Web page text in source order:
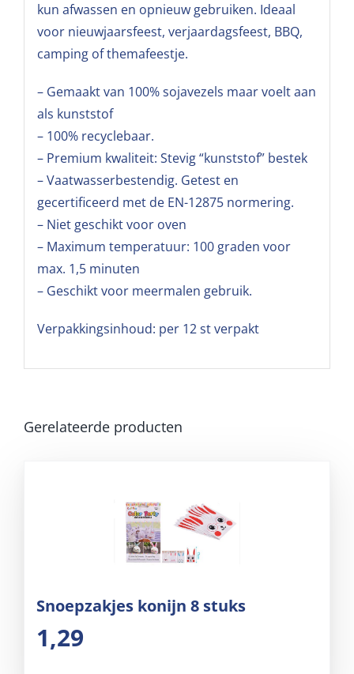
kun afwassen en opnieuw gebruiken. Ideaal
voor nieuwjaarsfeest, verjaardagsfeest, BBQ,
camping of themafeestje.
– Gemaakt van 100% sojavezels maar voelt aan
als kunststof
– 100% recyclebaar.
– Premium kwaliteit: Stevig “kunststof” bestek
– Vaatwasserbestendig. Getest en
gecertificeerd met de EN-12875 normering.
– Niet geschikt voor oven
– Maximum temperatuur: 100 graden voor
max. 1,5 minuten
– Geschikt voor meermalen gebruik.
Verpakkingsinhoud: per 12 st verpakt
Gerelateerde producten
Snoepzakjes konijn 8 stuks
1,29